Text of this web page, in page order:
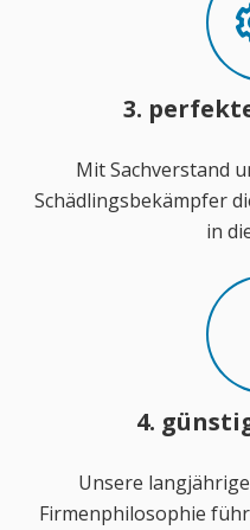
3.
Mit Sachverstand
Schädlingsbekämpfer
in
4.
Unsere
Firmenphilosophie